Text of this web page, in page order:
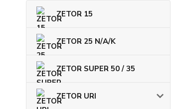
ZETOR 15
ZETOR 25 N/A/K
ZETOR SUPER 50 / 35
ZETOR URI